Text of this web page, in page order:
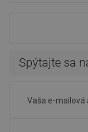
Spýtajte sa